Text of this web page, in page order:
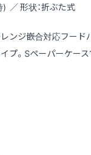
／ 形状：折ぶた式
ンジ嵌合対応フード
プ。Sペーパーケー